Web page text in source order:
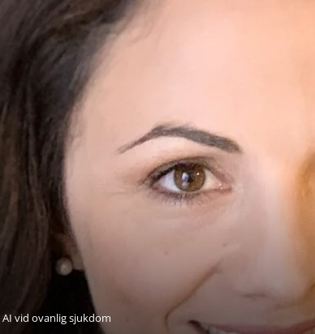
vid ovanlig sjukdom